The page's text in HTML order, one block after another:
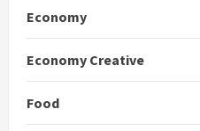
Economy
Economy Creative
Food